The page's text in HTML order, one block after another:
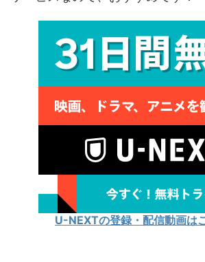
U-NEXTの登録・配信動画は